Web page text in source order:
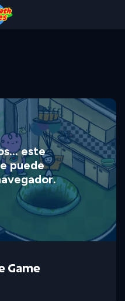
este
puede
Game